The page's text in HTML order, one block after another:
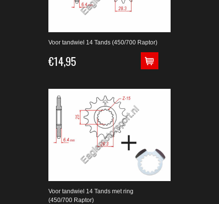
Voor tandwiel 14 Tands (450/700 Raptor)
€14,95
Voor tandwiel 14 Tands met ring
(450/700 Raptor)